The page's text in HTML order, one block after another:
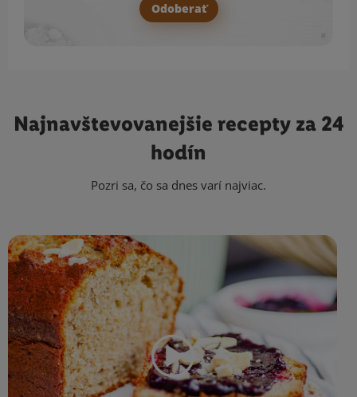
Odoberať
Najnavštevovanejšie recepty za 24
hodín
Pozri sa, čo sa dnes varí najviac.